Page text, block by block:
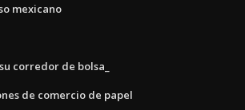
mexicano
corredor de bolsa_
de comercio de papel